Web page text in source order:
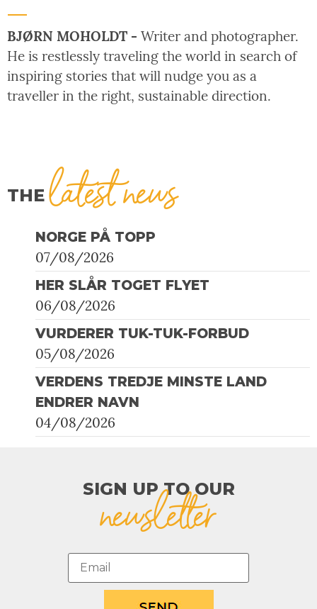
BJØRN MOHOLDT - Writer and photographer.
He is restlessly traveling the world in search of
inspiring stories that will nudge you as a
traveller in the right, sustainable direction.
THElatest news
NORGE PÅ TOPP
07/08/2026
HER SLÅR TOGET FLYET
06/08/2026
VURDERER TUK-TUK-FORBUD
05/08/2026
VERDENS TREDJE MINSTE LAND
ENDRER NAVN
04/08/2026
SIGN UP TO OUR​
newsletter